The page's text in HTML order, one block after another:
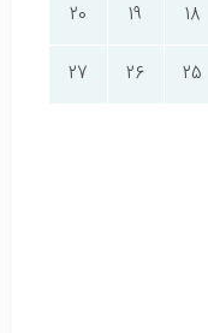
18
19
20
25
26
27